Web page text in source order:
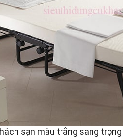
sạn màu trắng sang trọng